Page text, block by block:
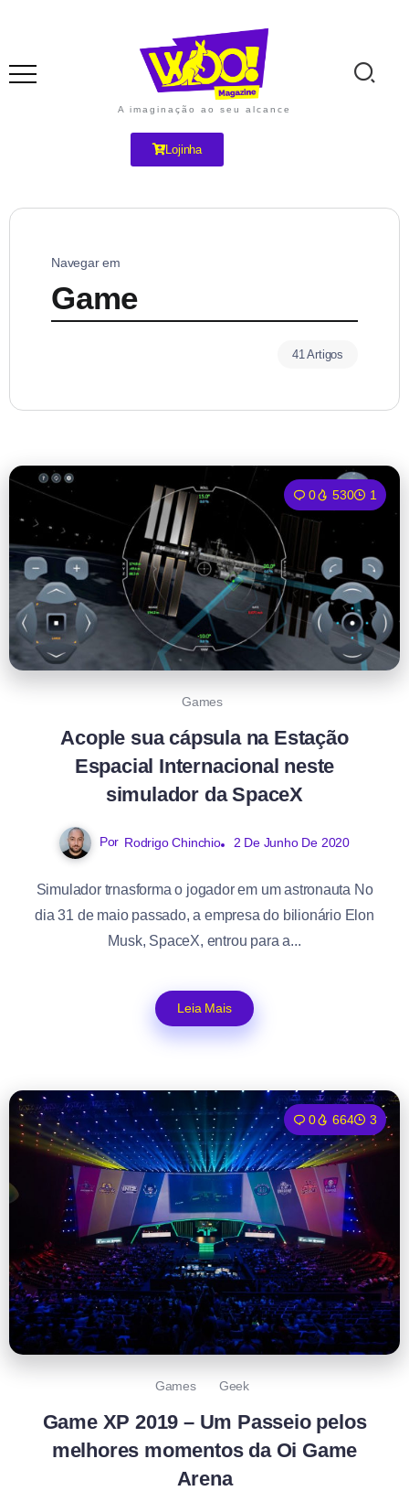
A imaginação ao seu alcance
Lojinha
Navegar em
Game
41 Artigos
0 530 1
Games
Acople sua cápsula na Estação
Espacial Internacional neste
simulador da SpaceX
Por Rodrigo Chinchio 2 De Junho De 2020
Simulador trnasforma o jogador em um astronauta No
dia 31 de maio passado, a empresa do bilionário Elon
Musk, SpaceX, entrou para a...
Leia Mais
0 664 3
Games Geek
Game XP 2019 – Um Passeio pelos
melhores momentos da Oi Game
Arena